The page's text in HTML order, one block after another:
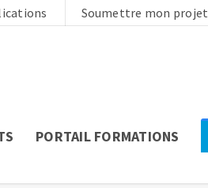
Soumettre mon projet
PORTAIL FORMATIONS